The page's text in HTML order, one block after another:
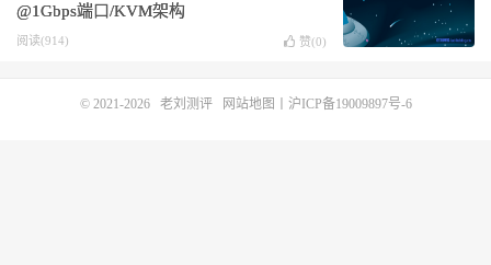
@1Gbps端口/KVM架构
阅读(914) 赞(0)
© 2021-2026 老刘测评 网站地图 沪ICP备19009897号-6